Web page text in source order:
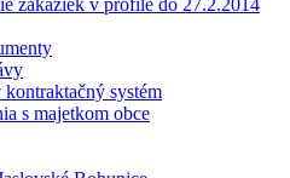
zákaziek v profile do 27.2.2014
systém
s majetkom obce